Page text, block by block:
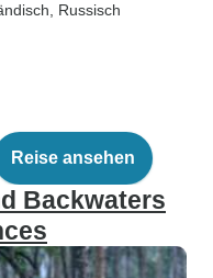
Russisch
Reise ansehen
Backwaters